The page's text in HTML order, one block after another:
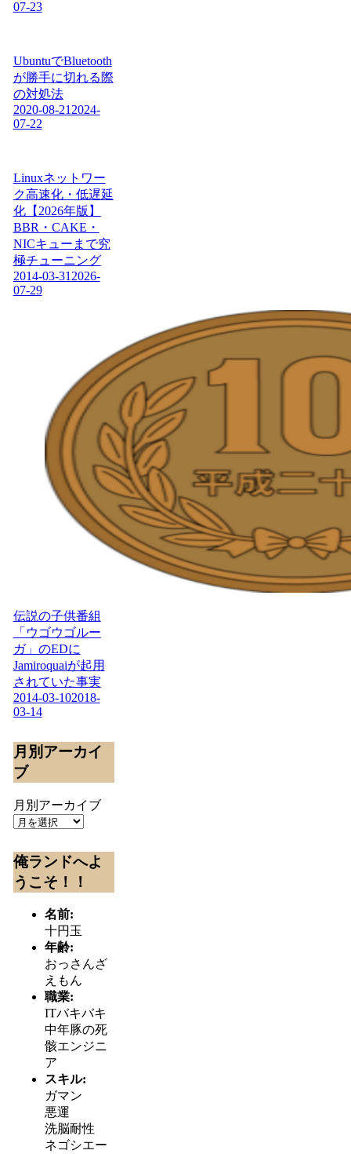
07-23
UbuntuでBluetooth
が勝手に切れる際
の対処法
2020-08-21 2024-
07-22
Linuxネットワー
ク高速化・低遅延
化【2026年版】
BBR・CAKE・
NICキューまで究
極チューニング
2014-03-31 2026-
07-29
伝説の子供番組
「ウゴウゴルー
ガ」のEDに
Jamiroquaiが起用
されていた事実
2014-03-102018-
03-14
月別アーカイ
ブ
月別アーカイブ
俺ランドへよ
うこそ！！
名前:
十円玉
年齢:
おっさんざ
えもん
職業:
ITバキバキ
中年豚の死
骸エンジニ
ア
スキル:
ガマン
悪運
洗脳耐性
ネゴシエー